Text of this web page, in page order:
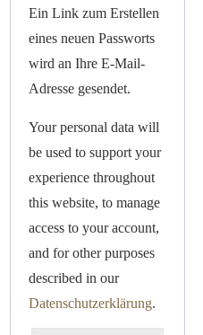
Ein Link zum Erstellen
eines neuen Passworts
wird an Ihre E-Mail-
Adresse gesendet.
Your personal data will
be used to support your
experience throughout
this website, to manage
access to your account,
and for other purposes
described in our
Datenschutzerklärung.